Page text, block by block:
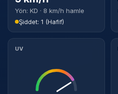
Yön: KD · 8 km/h hamle
Şiddet: 1 (Hafif)
UV